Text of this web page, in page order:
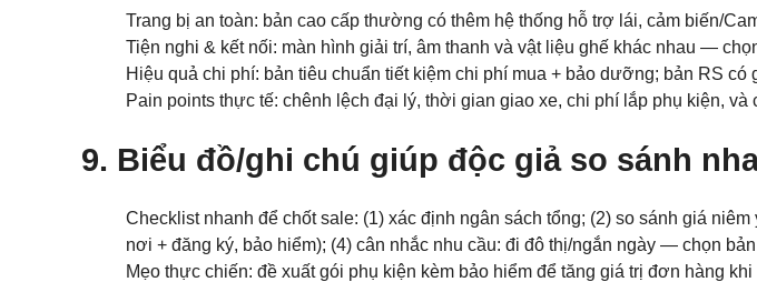
Trang bị an toàn: bản cao cấp thường có thêm hệ thống hỗ trợ lái, cảm biến/
Tiện nghi & kết nối: màn hình giải trí, âm thanh và vật liệu ghế khác nhau —
Hiệu quả chi phí: bản tiêu chuẩn tiết kiệm chi phí mua + bảo dưỡng; bản RS
Pain points thực tế: chênh lệch đại lý, thời gian giao xe, chi phí lắp phụ kiện,
9. Biểu đồ/ghi chú giúp độc giả so sánh
Checklist nhanh để chốt sale: (1) xác định ngân sách tổng; (2) so sánh giá
nơi + đăng ký, bảo hiểm); (4) cân nhắc nhu cầu: đi đô thị/ngắn ngày — chọn
Mẹo thực chiến: đề xuất gói phụ kiện kèm bảo hiểm để tăng giá trị đơn hàng